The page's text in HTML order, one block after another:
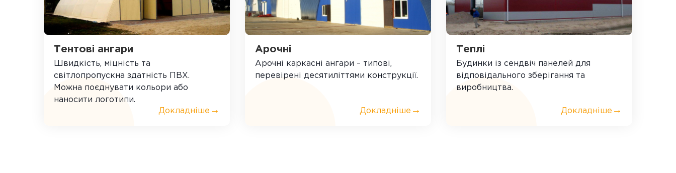
Тентові ангари
Швидкість, міцність та
світлопропускна здатність ПВХ.
Можна поєднувати кольори або
наносити логотипи.
Докладніше →
Арочні
Арочні каркасні ангари – типові,
перевірені десятиліттями конструкції.
Докладніше →
Теплі
Будинки із сендвіч панелей для
відповідального зберігання та
виробництва.
Докладніше →